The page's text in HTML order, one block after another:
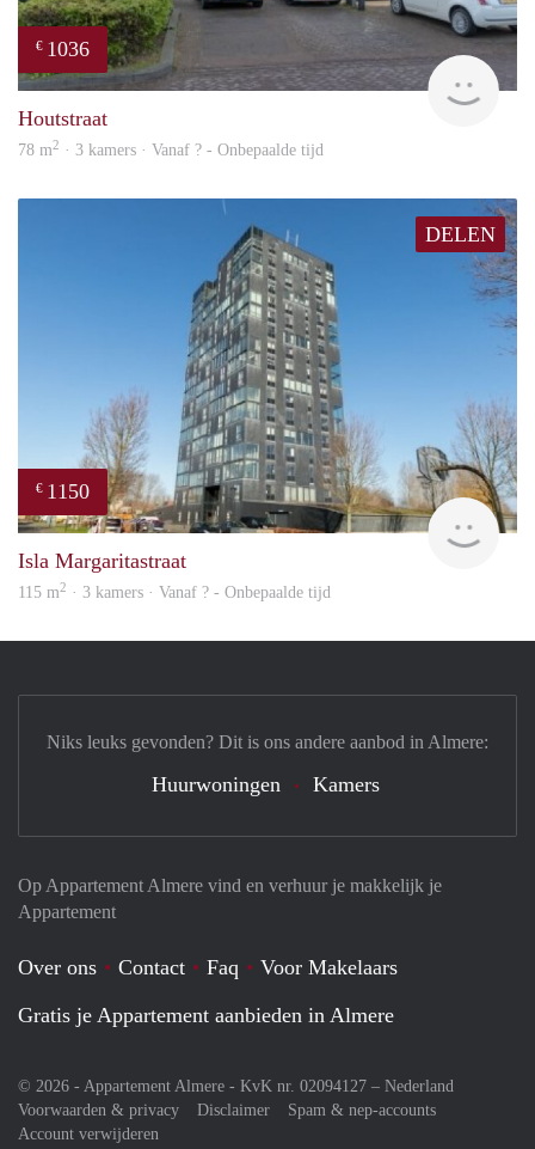
€ 1036
Houtstraat
78 m2 · 3 kamers · Vanaf ? - Onbepaalde tijd
DELEN
€ 1150
Isla Margaritastraat
115 m2 · 3 kamers · Vanaf ? - Onbepaalde tijd
Op Appartement Almere vind en verhuur je makkelijk je
Appartement
Over ons Contact Faq
Voor Makelaars
Gratis je Appartement aanbieden in Almere
© 2026 - Appartement Almere - KvK nr. 02094127 – Nederland
Voorwaarden & privacy
Disclaimer
Spam & nep-accounts
Account verwijderen
Niks leuks gevonden? Dit is ons andere aanbod in Almere:
Huurwoningen Kamers